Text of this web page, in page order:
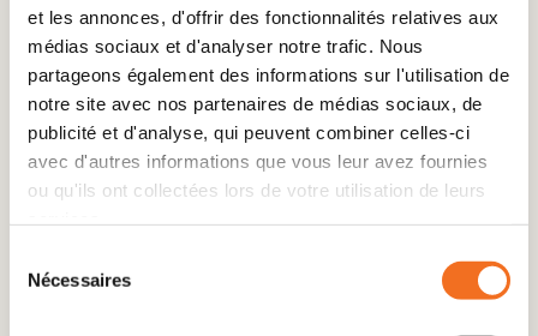
et les annonces, d'offrir des fonctionnalités relatives aux
médias sociaux et d'analyser notre trafic. Nous
partageons également des informations sur l'utilisation de
notre site avec nos partenaires de médias sociaux, de
publicité et d'analyse, qui peuvent combiner celles-ci
avec d'autres informations que vous leur avez fournies
ou qu'ils ont collectées lors de votre utilisation de leurs
Nécessaires